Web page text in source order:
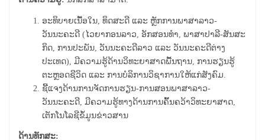
ອະທິບາຍເນື້ອໃນ, ທິດສະດີ ແລະ ຫຼັກການພາສາລາວ-
ວັນນະຄະດີ (ໄວຍາກອນລາວ, ອັກສອນທໍາ, ພາສາປາລີ-ສັນສະ
ກິດ, ການປະພັນ, ວັນນະຄະດີລາວ ແລະ ວັນນະຄະດີຕ່າງ
ປະເທດ), ມີຄວາມຮູ້ດ້ານວິທະຍາສາດພື້ນຖານ, ການຮຽນຮູ້
ຕະຫຼອດຊີວິດ ແລະ ການບໍລິການວິຊາການໃຫ້ແກ່ສັງຄົມ.
ຊີ້ແຈງດ້ານການຈັດການຮຽນ-ການສອນພາສາລາວ-
ວັນນະຄະດີ, ມີຄວາມຮູ້ທາງດ້ານການຄົ້້ນຄວ້າວິທະຍາສາດ,
ເຕັກໂນໂລຊີຂໍ້ມູນຂ່າວສານ
ດ້ານທັກສະ: